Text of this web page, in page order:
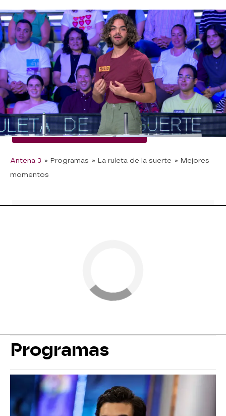
Y no es lo único que se le da bien a este
concursante porque, en cuanto ha tenido
oportunidad, se ha animado a bailar junto a Laura
Moure haciendo también un movimiento extraño
con los pies.
“¿Tienes bien las rodillas?”, le ha preguntado
Jorge Fernández entre risas después de
presenciar el momento.
Momentos La ruleta de la suerte
Antena 3 » Programas » La ruleta de la suerte » Mejores
momentos
Programas